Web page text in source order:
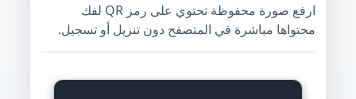
ارفع صورة محفوظة تحتوي على رمز QR لفك
محتواها مباشرة في المتصفح دون تنزيل أو تسجيل.